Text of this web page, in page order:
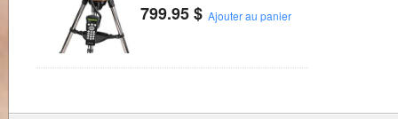
799.95$ Ajouter au panier